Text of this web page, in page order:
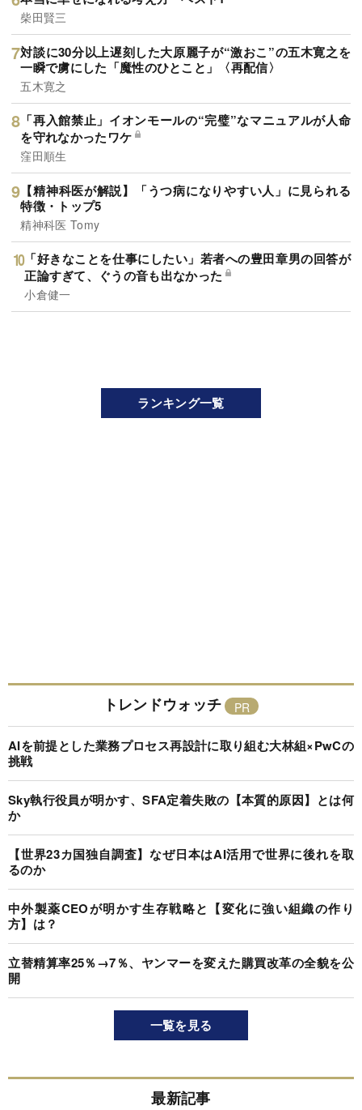
柴田賢三
対談に30分以上遅刻した大原麗子が“激おこ”の五木寛之を
一瞬で虜にした「魔性のひとこと」〈再配信〉
五木寛之
「再入館禁止」イオンモールの“完璧”なマニュアルが人命
を守れなかったワケ
窪田順生
【精神科医が解説】「うつ病になりやすい人」に見られる
特徴・トップ5
精神科医 Tomy
「好きなことを仕事にしたい」若者への豊田章男の回答が
正論すぎて、ぐうの音も出なかった
小倉健一
ランキング一覧
トレンドウォッチ
AIを前提とした業務プロセス再設計に取り組む大林組×PwCの
挑戦
Sky執行役員が明かす、SFA定着失敗の【本質的原因】とは何
か
【世界23カ国独自調査】なぜ日本はAI活用で世界に後れを取
るのか
中外製薬CEOが明かす生存戦略と【変化に強い組織の作り
方】は？
立替精算率25％→7％、ヤンマーを変えた購買改革の全貌を公
開
一覧を見る
最新記事